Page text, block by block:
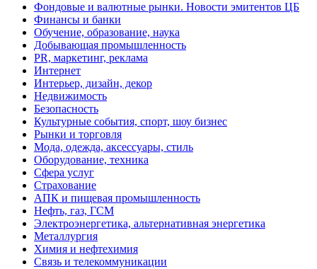
Фондовые и валютные рынки. Новости эмитентов ЦБ
Финансы и банки
Обучение, образование, наука
Добывающая промышленность
PR, маркетинг, реклама
Интернет
Интерьер, дизайн, декор
Недвижимость
Безопасность
Культурные события, спорт, шоу бизнес
Рынки и торговля
Мода, одежда, аксессуары, стиль
Оборудование, техника
Сфера услуг
Страхование
АПК и пищевая промышленность
Нефть, газ, ГСМ
Электроэнергетика, альтернативная энергетика
Металлургия
Химия и нефтехимия
Связь и телекоммуникации